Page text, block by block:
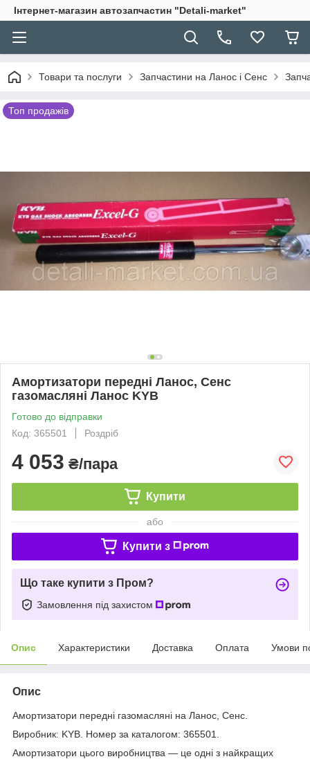
Інтернет-магазин автозапчастин "Detali-market"
Товари та послуги Запчастини на Ланос і Сенс
Топ продажів
Амортизатори передні Ланос, Сенс
газомасляні Ланос KYB
Готово до відправки
Код: 365501
Роздріб
4 053 ₴/пара
Купити
або
Купити з
Що таке купити з Пром?
Замовлення під захистом
Опис Характеристики Доставка Оплата Умови
Опис
Амортизатори передні газомасляні на Ланос, Сенс.
Виробник: KYB. Номер за каталогом: 365501.
Амортизатори цього виробництва — це одні з найкращих